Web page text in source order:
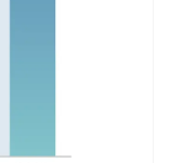
。再利用にはCC BY